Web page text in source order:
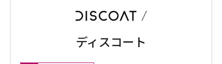
ディスコート